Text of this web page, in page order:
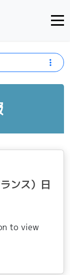
ンス）日
to view